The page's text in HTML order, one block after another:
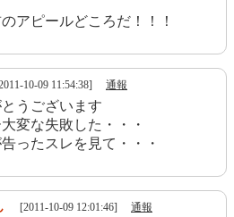
アピールどころだ！！！
10-09 11:54:38] 通報
うございます
変な失敗した・・・
ったスレを見て・・・
[2011-10-09 12:01:46] 通報